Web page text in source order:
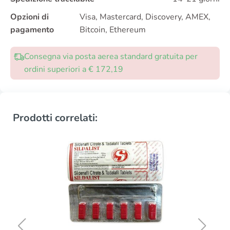
Opzioni di
pagamento
Visa, Mastercard, Discovery, AMEX,
Bitcoin, Ethereum
Consegna via posta aerea standard gratuita per
ordini superiori a € 172,19
Prodotti correlati: